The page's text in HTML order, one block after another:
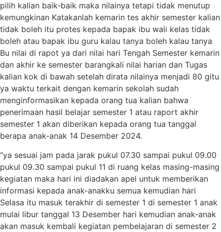
pilih kalian baik-baik maka nilainya tetapi tidak menutup
kemungkinan Katakanlah kemarin tes akhir semester kalian
tidak boleh itu protes kepada bapak ibu wali kelas tidak
boleh atau bapak ibu guru kalau tanya boleh kalau tanya
Bu nilai di rapot ya dari nilai hari Tengah Semester kemarin
dan akhir ke semester barangkali nilai harian dan Tugas
kalian kok di bawah setelah dirata nilainya menjadi 80 gitu
ya waktu terkait dengan kemarin sekolah sudah
menginformasikan kepada orang tua kalian bahwa
penerimaan hasil belajar semester 1 atau raport akhir
semester 1 akan diberikan kepada orang tua tanggal
berapa anak-anak 14 Desember 2024.
“ya sesuai jam pada jarak pukul 07.30 sampai pukul 09.00
pukul 09.30 sampai pukul 11 di ruang kelas masing-masing
kegiatan maka hari ini diadakan apel untuk memberikan
informasi kepada anak-anakku semua kemudian hari
Selasa itu masuk terakhir di semester 1 di semester 1 anak
mulai libur tanggal 13 Desember hari kemudian anak-anak
akan masuk kembali kegiatan pembelajaran di semester 2